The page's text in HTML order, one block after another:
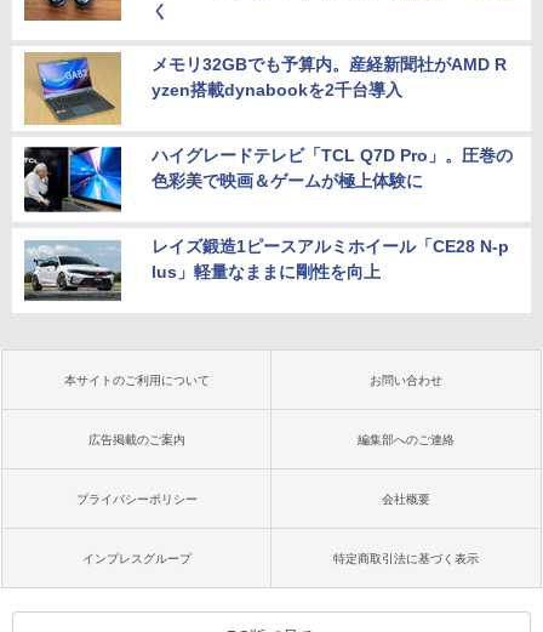
く
メモリ32GBでも予算内。産経新聞社がAMD R
yzen搭載dynabookを2千台導入
ハイグレードテレビ「TCL Q7D Pro」。圧巻の
色彩美で映画＆ゲームが極上体験に
レイズ鍛造1ピースアルミホイール「CE28 N-p
lus」軽量なままに剛性を向上
本サイトのご利用について お問い合わせ
広告掲載のご案内 編集部へのご連絡
プライバシーポリシー 会社概要
インプレスグループ 特定商取引法に基づく表示